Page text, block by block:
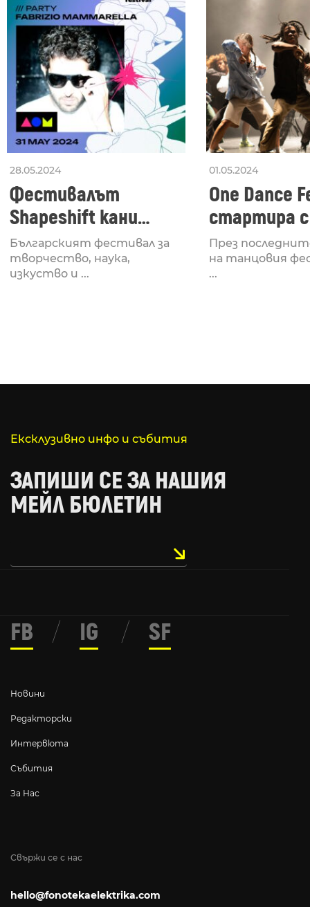
28.05.2024
Фестивалът
Shapeshift кани
Fabrizio Mammarella
за откриването си
Българският фестивал за
творчество, наука,
изкуство и ...
01.05.2024
One Dance
стартира
Lucid,
рейв
През
на танцовия
...
Ексклузивно инфо и събития
ЗАПИШИ СЕ ЗА НАШИЯ
МЕЙЛ БЮЛЕТИН
Свържи се с нас
hello@fonotekaelektrika.com
Новини
Редакторски
Интервюта
Събития
За Нас
FB / IG / SF